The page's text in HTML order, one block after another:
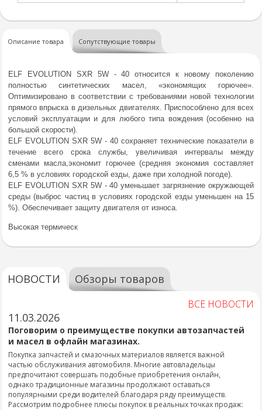
Описание товара Сопутствующие товары
ELF EVOLUTION SXR 5W - 40 относится к новому поколению
полностью синтетических масел, «экономящих горючее».
Оптимизировано в соответствии с требованиями новой технологии
прямого впрыска в дизельных двигателях. Приспособлено для всех
условий эксплуатации и для любого типа вождения (особенно на
большой скорости).
ELF EVOLUTION SXR 5W - 40 сохраняет технические показатели в
течение всего срока службы, увеличивая интервалы между
сменами масла,экономит горючее (средняя экономия составляет
6,5 % в условиях городской езды, даже при холодной погоде).
ELF EVOLUTION SXR 5W - 40 уменьшает загрязнение окружающей
среды (выброс частиц в условиях городской езды уменьшен на 15
%). Обеспечивает защиту двигателя от износа.
Высокая термическ
НОВОСТИ Обзоры товаров
ВСЕ НОВОСТИ
11.03.2026
Поговорим о преимуществе покупки автозапчастей
и масел в офлайн магазинах.
Покупка запчастей и смазочных материалов является важной
частью обслуживания автомобиля. Многие автовладельцы
предпочитают совершать подобные приобретения онлайн,
однако традиционные магазины продолжают оставаться
популярными среди водителей благодаря ряду преимуществ.
Рассмотрим подробнее плюсы покупок в реальных точках продаж: